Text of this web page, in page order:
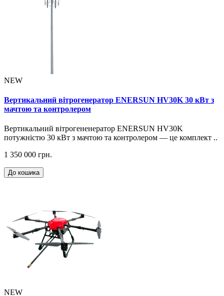
NEW
Вертикальний вітрогенератор ENERSUN HV30K 30 кВт з
мачтою та контролером
Вертикальний вітрогененератор ENERSUN HV30K
потужністю 30 кВт з мачтою та контролером — це комплект ..
1 350 000 грн.
До кошика
NEW